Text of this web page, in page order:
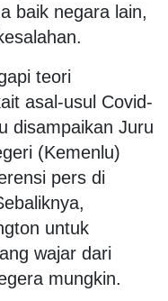
baik negara lain,
teori
asal-usul Covid-
disampaikan Juru
(Kemenlu)
pers di
untuk
wajar dari
mungkin.